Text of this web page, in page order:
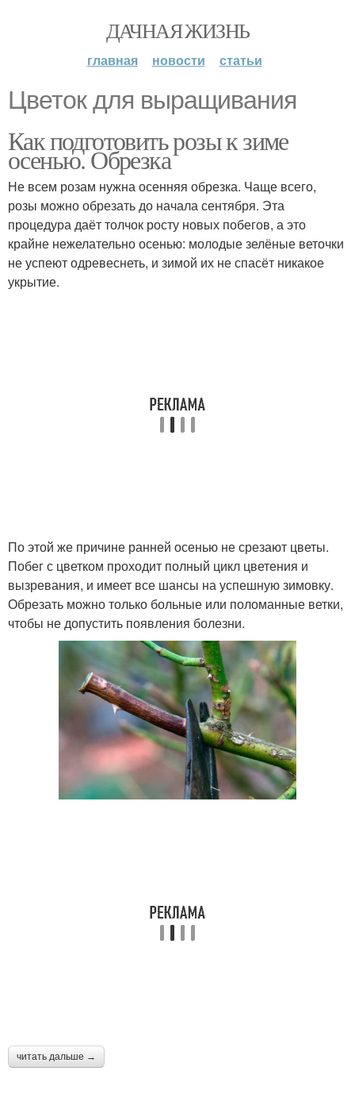
ДАЧНАЯ ЖИЗНЬ
главная новости статьи
Цветок для выращивания
Как подготовить розы к зиме
осенью. Обрезка
Не всем розам нужна осенняя обрезка. Чаще всего,
розы можно обрезать до начала сентября. Эта
процедура даёт толчок росту новых побегов, а это
крайне нежелательно осенью: молодые зелёные веточки
не успеют одревеснеть, и зимой их не спасёт никакое
укрытие.
По этой же причине ранней осенью не срезают цветы.
Побег с цветком проходит полный цикл цветения и
вызревания, и имеет все шансы на успешную зимовку.
Обрезать можно только больные или поломанные ветки,
чтобы не допустить появления болезни.
читать дальше →